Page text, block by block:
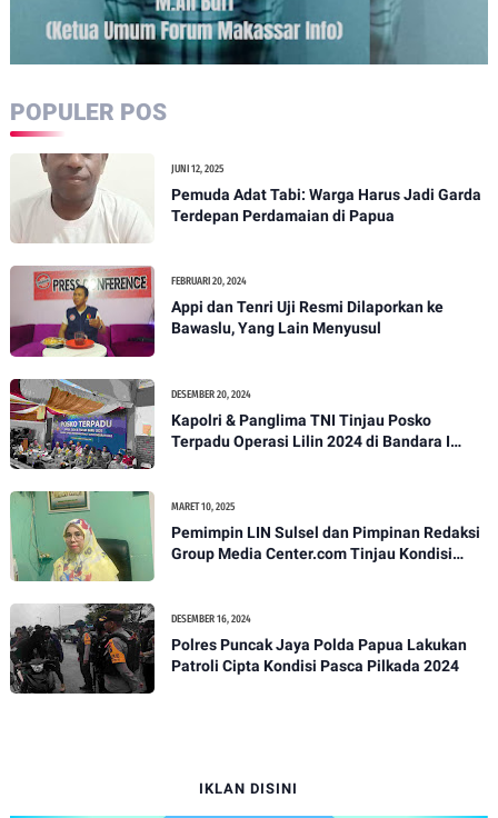
POPULER POS
JUNI 12, 2025
Pemuda Adat Tabi: Warga Harus Jadi Garda
Terdepan Perdamaian di Papua
FEBRUARI 20, 2024
Appi dan Tenri Uji Resmi Dilaporkan ke
Bawaslu, Yang Lain Menyusul
DESEMBER 20, 2024
Kapolri & Panglima TNI Tinjau Posko
Terpadu Operasi Lilin 2024 di Bandara I
MARET 10, 2025
Pemimpin LIN Sulsel dan Pimpinan Redaksi
Group Media Center.com Tinjau Kondisi
DESEMBER 16, 2024
Polres Puncak Jaya Polda Papua Lakukan
Patroli Cipta Kondisi Pasca Pilkada 2024
IKLAN DISINI